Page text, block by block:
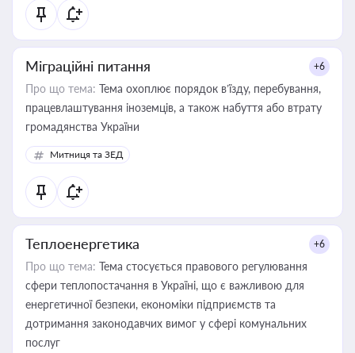
Міграційні питання +6
Про що тема: Тема охоплює порядок в’їзду, перебування,
працевлаштування іноземців, а також набуття або втрату
громадянства України
Митниця та ЗЕД
Теплоенергетика +6
Про що тема: Тема стосується правового регулювання
сфери теплопостачання в Україні, що є важливою для
енергетичної безпеки, економіки підприємств та
дотримання законодавчих вимог у сфері комунальних
послуг